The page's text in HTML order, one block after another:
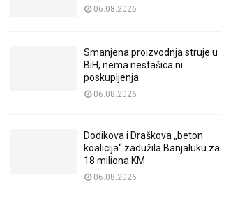
06.08.2026
Smanjena proizvodnja struje u
BiH, nema nestašica ni
poskupljenja
06.08.2026
Dodikova i Draškova „beton
koalicija“ zadužila Banjaluku za
18 miliona KM
06.08.2026